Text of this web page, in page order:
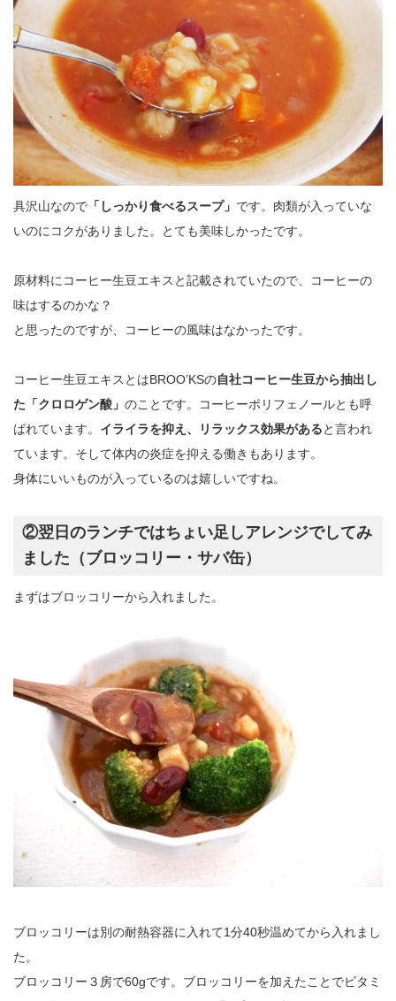
具沢山なので 「しっかり食べるスープ」 です。肉類が入っていな
いのにコクがありました。とても美味しかったです。
原材料にコーヒー生豆エキスと記載されていたので、コーヒーの
味はするのかな？
と思ったのですが、コーヒーの風味はなかったです。
コーヒー生豆エキスとはBROO’KSの自社コーヒー生豆から抽出し
た「クロロゲン酸」 のことです。コーヒーポリフェノールとも呼
ばれています。 イライラを抑え、リラックス効果があると言われ
ています。そして体内の炎症を抑える働きもあります。
身体にいいものが入っているのは嬉しいですね。
②翌日のランチではちょい足しアレンジでしてみ
ました（ブロッコリー・サバ缶）
まずはブロッコリーから入れました。
ブロッコリーは別の耐熱容器に入れて1分40秒温めてから入れまし
た。
ブロッコリー３房で60gです。ブロッコリーを加えたことでビタミ